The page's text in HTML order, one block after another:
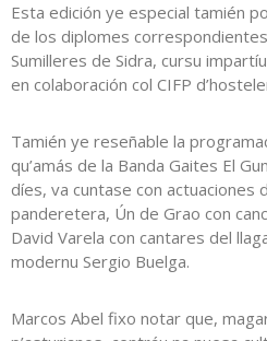
Esta edición ye especial tamién
de los diplomes
Sumilleres de Sidra, cursu
en colaboración col CIFP
Tamién ye reseñable la
qu’amás de la Banda Gaites El
díes, va cuntase con actuaciones
panderetera, Ún de Grao con
David Varela con cantares del
modernu Sergio Buelga.
Marcos Abel fixo notar que,